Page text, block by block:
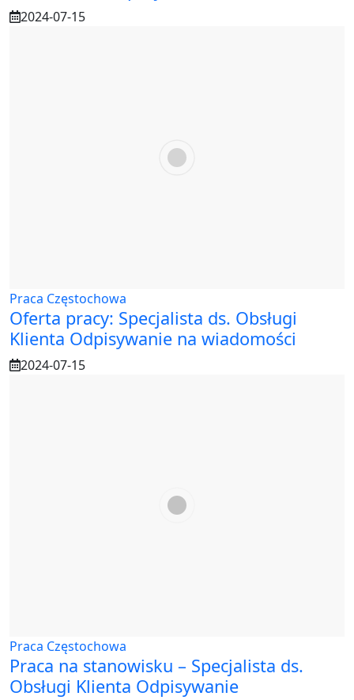
2024-07-15
Praca Częstochowa
Oferta pracy: Specjalista ds. Obsługi
Klienta Odpisywanie na wiadomości
2024-07-15
Praca Częstochowa
Praca na stanowisku – Specjalista ds.
Obsługi Klienta Odpisywanie